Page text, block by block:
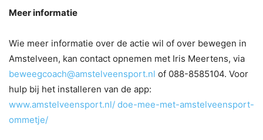
Meer informatie
Wie meer informatie over de actie wil of over bewegen in
Amstelveen, kan contact opnemen met Iris Meertens, via
beweegcoach@amstelveensport.nl of 088-8585104. Voor
hulp bij het installeren van de app:
www.amstelveensport.nl/ doe-mee-met-amstelveensport-
ommetje/